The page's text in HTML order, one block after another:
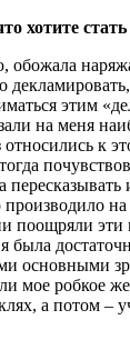
хотите
обожала
этим
на меня
относились к
поощряли эти
была
основными
мое робкое
а потом –